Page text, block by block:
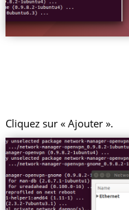
Cliquez sur « Ajouter ».